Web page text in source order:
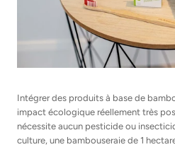
Intégrer des produits à base de
impact écologique réellement très
nécessite aucun pesticide ou
culture, une bambouseraie de 1